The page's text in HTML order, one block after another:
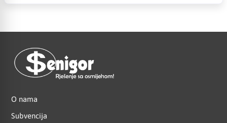
O nama
Subvencija